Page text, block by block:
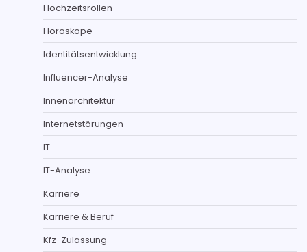
Hochzeitsrollen
Horoskope
Identitätsentwicklung
Influencer-Analyse
Innenarchitektur
Internetstörungen
IT
IT-Analyse
Karriere
Karriere & Beruf
Kfz-Zulassung